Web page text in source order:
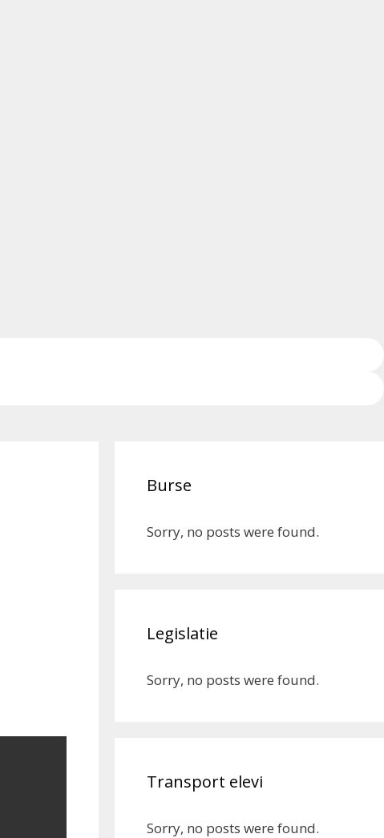
Burse
Sorry, no posts were found.
Legislatie
Sorry, no posts were found.
Transport elevi
Sorry, no posts were found.